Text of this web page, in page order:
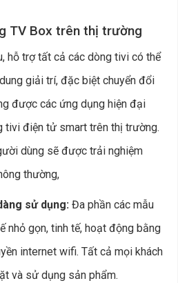
TV Box trên thị trường
hỗ trợ tất cả các dòng tivi có thể
giải trí, đặc biệt chuyển đổi
được các ứng dụng hiện đại
tivi điện tử smart trên thị trường.
dùng sẽ được trải nghiệm
thường,
sử dụng: Đa phần các mẫu
nhỏ gọn, tinh tế, hoạt động bằng
internet wifi. Tất cả mọi khách
và sử dụng sản phẩm.